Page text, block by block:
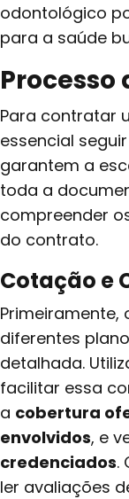
odontológico
para a saúde
Para contratar
essencial
garantem a
toda a
compreender
do contrato.
Cotação e
Primeiramente,
diferentes
detalhada.
facilitar essa
a cobertura
envolvidos, e
credenciados.
ler avaliações